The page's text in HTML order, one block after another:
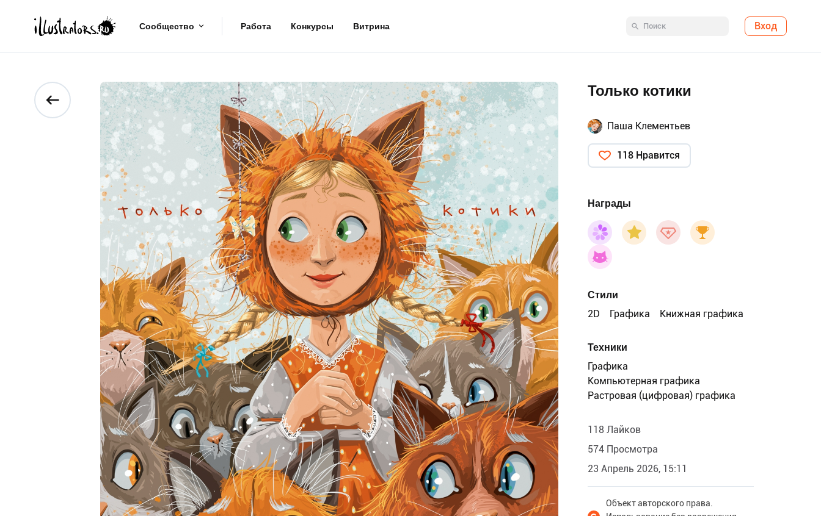
Сообщество Работа Конкурсы Витрина Вход
Только котики
Паша Клементьев
118 Нравится
Награды
Стили
2D
Графика Книжная графика
Техники
Графика
Компьютерная графика
Растровая (цифровая) графика
118 Лайков
574 Просмотра
23 Апрель 2026, 15:11
Объект авторского права.